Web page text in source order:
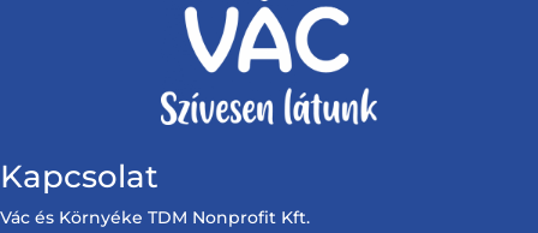
Kapcsolat
Vác és Környéke TDM Nonprofit Kft.